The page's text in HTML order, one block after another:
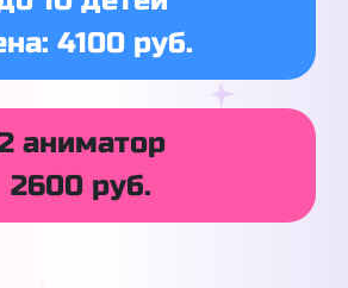
4100 руб.
аниматор
2600 руб.